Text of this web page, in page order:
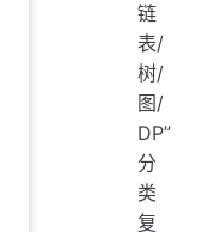
链
表/
树/
图/
DP”
分
类
复